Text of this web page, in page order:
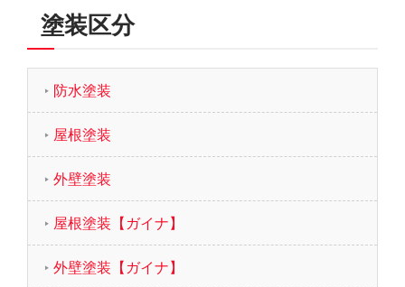
塗装区分
防水塗装
屋根塗装
外壁塗装
屋根塗装【ガイナ】
外壁塗装【ガイナ】